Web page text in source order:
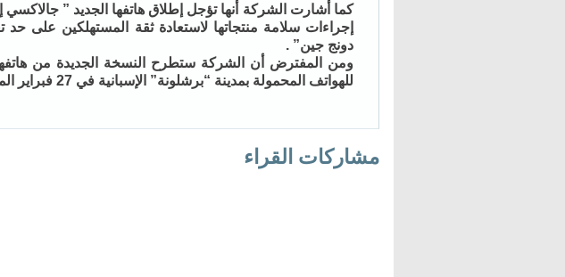
إجراءات سلامة منتجاتها لاستعادة ثقة المستهلكين على
دونج جين” .
ومن المفترض أن الشركة ستطرح النسخة الجديدة من
للهواتف المحمولة بمدينة “برشلونة” الإسبانية في 27 فبراير المقبل.
مشاركات القراء